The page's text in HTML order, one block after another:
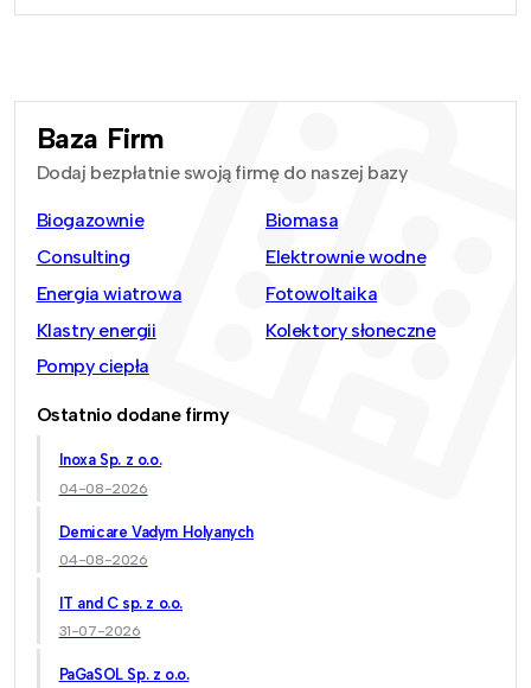
Baza Firm
Dodaj bezpłatnie swoją firmę do naszej bazy
Biogazownie
Biomasa
Consulting
Elektrownie wodne
Energia wiatrowa
Fotowoltaika
Klastry energii
Kolektory słoneczne
Pompy ciepła
Ostatnio dodane firmy
Inoxa Sp. z o.o.
04-08-2026
Demicare Vadym Holyanych
04-08-2026
IT and C sp. z o.o.
31-07-2026
PaGaSOL Sp. z o.o.